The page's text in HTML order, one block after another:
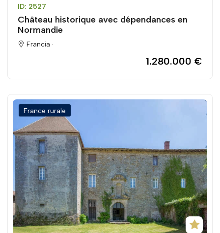
ID: 2527
Château historique avec dépendances en
Normandie
Francia ·
1.280.000 €
France rurale